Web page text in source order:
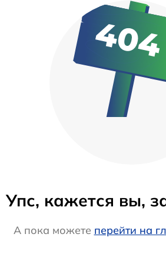
Упс, кажется вы,
А пока можете перейти на